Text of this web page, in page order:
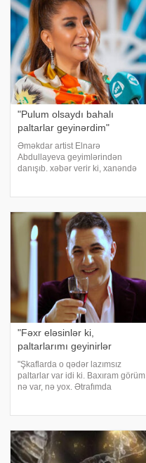
"Pulum olsaydı bahalı
paltarlar geyinərdim"
Əməkdar artist Elnarə
Abdullayeva geyimlərindən
danışıb. xəbər verir ki, xanəndə
"Geyimlərimi özüm seçirəm.
Zövqüm yaxşıdır
"Fəxr eləsinlər ki,
paltarlarımı geyinirlər
"Şkaflarda o qədər lazımsız
paltarlar var idi ki. Baxıram görüm
nə var, nə yox. Ətrafımda
Şükürov "Xəzər"